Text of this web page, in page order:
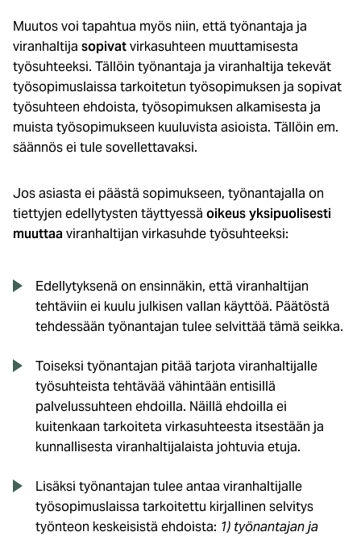
Muutos voi tapahtua myös niin, että työnantaja ja
viranhaltija sopivatvirkasuhteen muuttamisesta
työsuhteeksi. Tällöin työnantaja ja viranhaltija tekevät
työsopimuslaissa tarkoitetun työsopimuksen ja sopivat
työsuhteen ehdoista, työsopimuksen alkamisesta ja
muista työsopimukseen kuuluvista asioista. Tällöin em.
säännös ei tule sovellettavaksi.
Jos asiasta ei päästä sopimukseen, työnantajalla on
tiettyjen edellytysten täyttyessä oikeus yksipuolisesti
muuttaa viranhaltijan virkasuhde työsuhteeksi:
Edellytyksenä on ensinnäkin, että viranhaltijan
tehtäviin ei kuulu julkisen vallan käyttöä. Päätöstä
tehdessään työnantajan tulee selvittää tämä seikka.
Toiseksi työnantajan pitää tarjota viranhaltijalle
työsuhteista tehtävää vähintään entisillä
palvelussuhteen ehdoilla. Näillä ehdoilla ei
kuitenkaan tarkoiteta virkasuhteesta itsestään ja
kunnallisesta viranhaltijalaista johtuvia etuja.
Lisäksi työnantajan tulee antaa viranhaltijalle
työsopimuslaissa tarkoitettu kirjallinen selvitys
työnteon keskeisistä ehdoista: 1) työnantajan ja